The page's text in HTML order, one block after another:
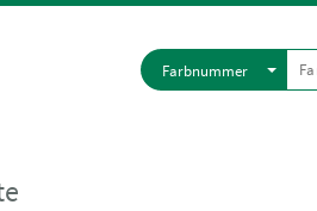
Farbnummer